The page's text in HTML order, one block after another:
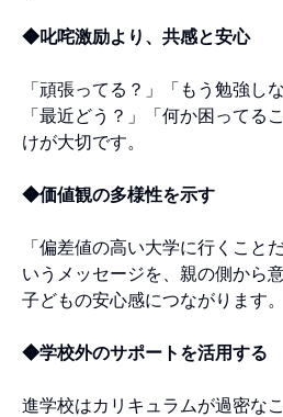
◆叱咤激励より、共感と安心
「頑張ってる？」「もう勉強し
「最近どう？」「何か困ってる
けが大切です。
◆価値観の多様性を示す
「偏差値の高い大学に行くこと
いうメッセージを、親の側から
子どもの安心感につながります。
◆学校外のサポートを活用する
進学校はカリキュラムが過密な